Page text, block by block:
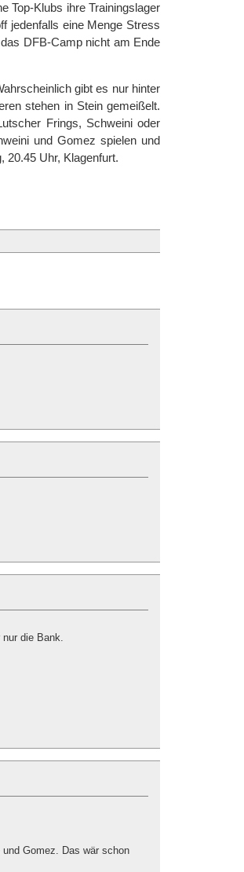
Top-Klubs ihre Trainingslager
jedenfalls eine Menge Stress
DFB-Camp nicht am Ende
gibt es nur hinter
stehen in Stein gemeißelt.
Frings, Schweini oder
und Gomez spielen und
20.45 Uhr, Klagenfurt.
die Bank.
Gomez. Das wär schon